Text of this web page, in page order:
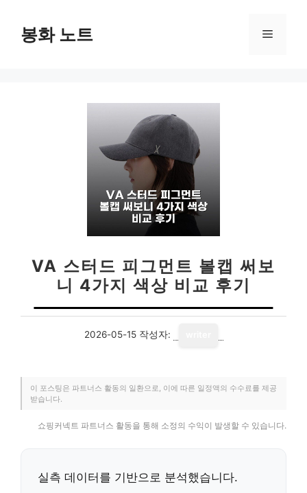
봉화 노트 메
VA 스터드 피그먼트 볼캡 써보
니 4가지 색상 비교 후기
2026-05-15 작성자:
이 포스팅은 파트너스 활동의 일환으로, 이에 따른 일정액의 수수료를 제공
받습니다.
쇼핑커넥트 파트너스 활동을 통해 소정의 수익이 발생할 수 있습니다.
실측 데이터를 기반으로 분석했습니다.